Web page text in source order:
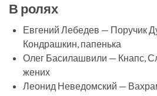
В ролях
Евгений Лебедев — Поручик
Кондрашкин, папенька
Олег Басилашвили — Кнапс,
жених
Леонид Неведомский —